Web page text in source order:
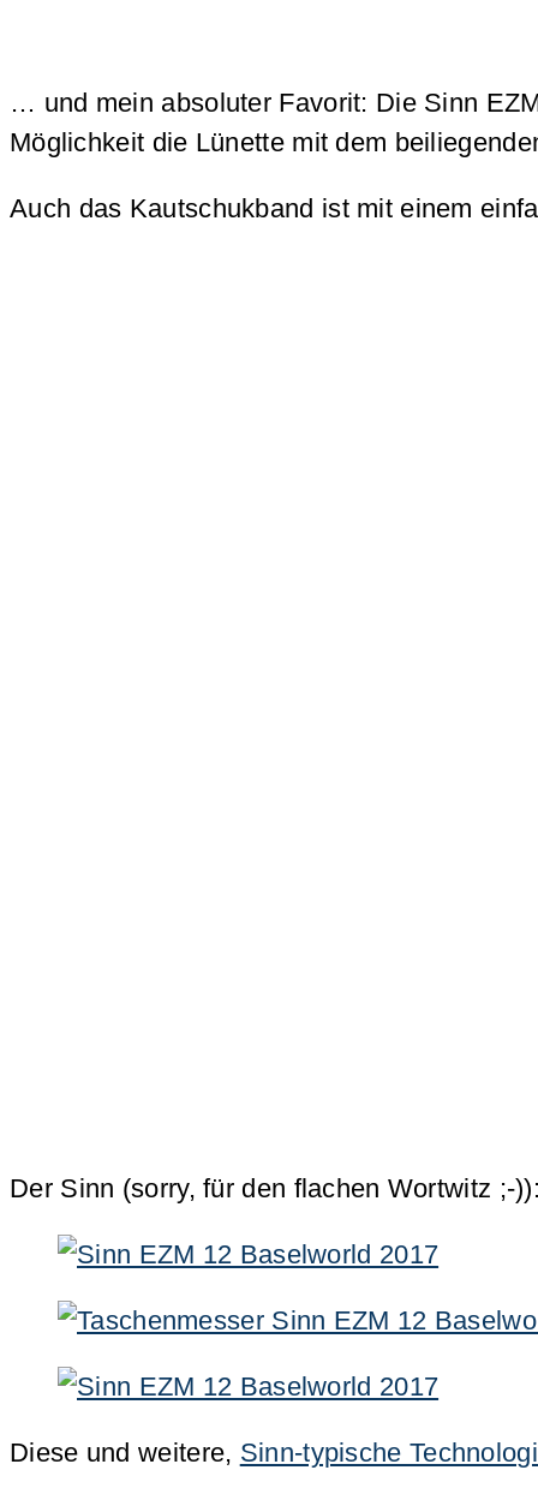
… und mein absoluter Favorit: Die Sinn
Möglichkeit die Lünette mit dem
Auch das Kautschukband ist mit einem
Der Sinn (sorry, für den flachen Wortwitz
Diese und weitere, Sinn-typische